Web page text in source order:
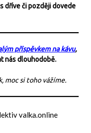
dříve či později dovede
příspěvkem na kávu,
nás dlouhodobě.
moc si toho vážíme.
valka.online